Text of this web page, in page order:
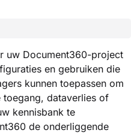
uw Document360-project
en gebruiken die
kunnen toepassen om
dataverlies of
kennisbank te
de onderliggende